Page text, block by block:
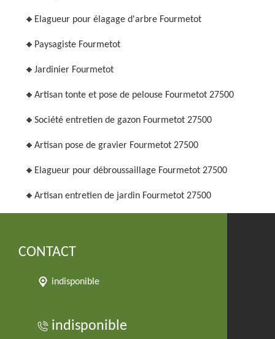
Elagueur pour élagage d'arbre Fourmetot
Paysagiste Fourmetot
Jardinier Fourmetot
Artisan tonte et pose de pelouse Fourmetot 27500
Société entretien de gazon Fourmetot 27500
Artisan pose de gravier Fourmetot 27500
Elagueur pour débroussaillage Fourmetot 27500
Artisan entretien de jardin Fourmetot 27500
CONTACT
indisponible
indisponible